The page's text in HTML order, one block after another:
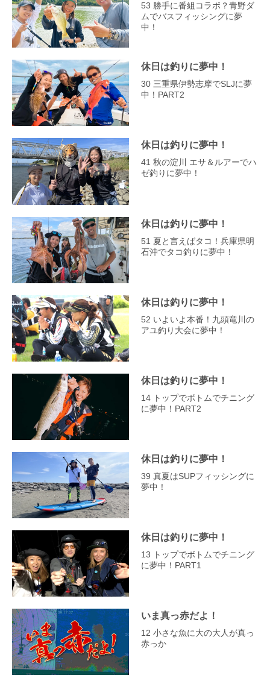
53 勝手に番組コラボ？青野ダ
ムでバスフィッシングに夢
中！
休日は釣りに夢中！
30 三重県伊勢志摩でSLJに夢
中！PART2
休日は釣りに夢中！
41 秋の淀川 エサ＆ルアーでハ
ゼ釣りに夢中！
休日は釣りに夢中！
51 夏と言えばタコ！兵庫県明
石沖でタコ釣りに夢中！
休日は釣りに夢中！
52 いよいよ本番！九頭竜川の
アユ釣り大会に夢中！
休日は釣りに夢中！
14 トップでボトムでチニング
に夢中！PART2
休日は釣りに夢中！
39 真夏はSUPフィッシングに
夢中！
休日は釣りに夢中！
13 トップでボトムでチニング
に夢中！PART1
いま真っ赤だよ！
12 小さな魚に大の大人が真っ
赤っか